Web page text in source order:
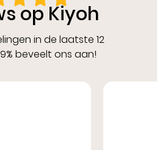
op Kiyoh
in de laatste 12
beveelt ons aan!